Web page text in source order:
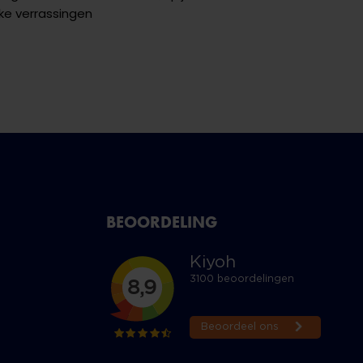
verrassingen
BEOORDELING